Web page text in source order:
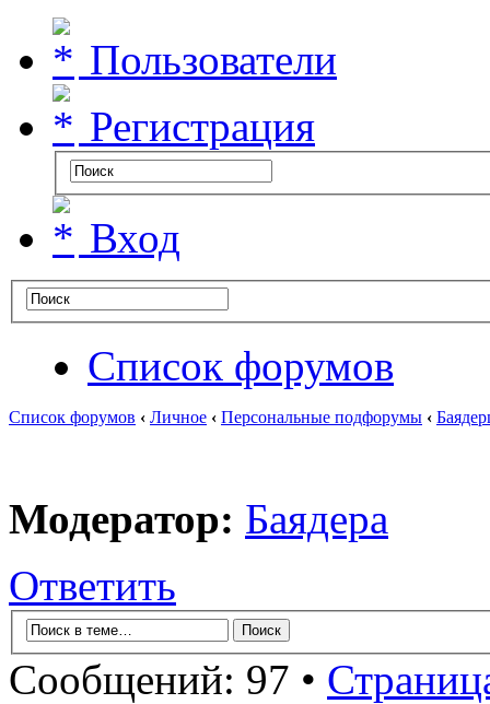
Пользователи
Регистрация
Вход
Список форумов
Список форумов ‹ Личное ‹ Персональные подфорумы ‹
Модератор: Баядера
Ответить
Сообщений: 97 •